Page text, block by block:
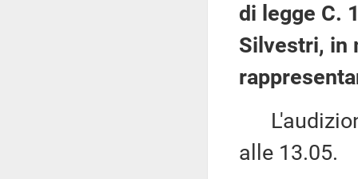
di legge C.
Silvestri, in
alle 13.05.